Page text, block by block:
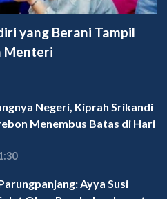
yang Berani Tampil
Menteri
Negeri, Kiprah Srikandi
Menembus Batas di Hari
Ayya Susi